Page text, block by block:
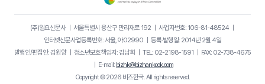
(주)일요신문사｜ 서울특별시 용산구 만리재로 192｜ 사업자번호: 106-81-48524｜
인터넷신문사업등록번호: 서울, 아02990 ｜ 등록·발행일: 2014년 2월 4일
발행인/편집인: 김원양｜ 청소년보호책임자: 김남희 ｜ TEL: 02-2198-1591 ｜ FAX: 02-738-4675
｜ E-mail: bizhk@bizhankook.com
Copyright © 2026 비즈한국. All rights reserved.